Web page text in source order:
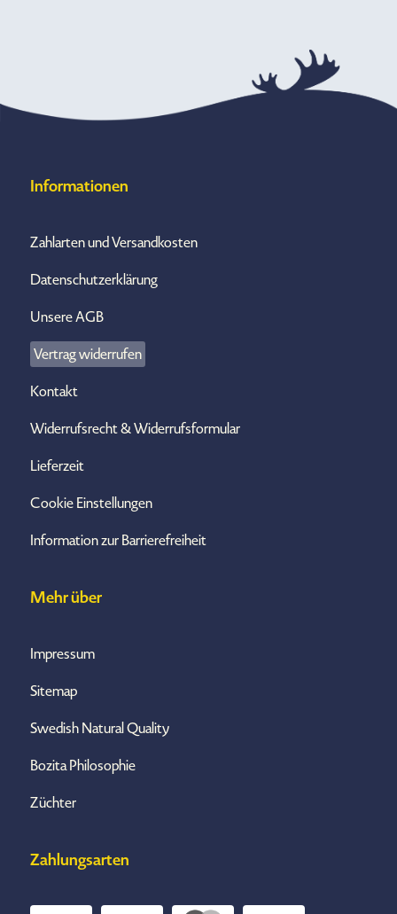
Informationen
Zahlarten und Versandkosten
Datenschutzerklärung
Unsere AGB
Vertrag widerrufen
Kontakt
Widerrufsrecht & Widerrufsformular
Lieferzeit
Cookie Einstellungen
Information zur Barrierefreiheit
Mehr über
Impressum
Sitemap
Swedish Natural Quality
Bozita Philosophie
Züchter
Zahlungsarten